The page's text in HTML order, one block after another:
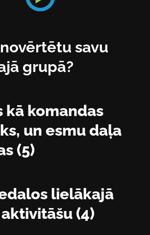
savu
grupā?
komandas
un esmu daļa
(5)
lielākajā
(4)